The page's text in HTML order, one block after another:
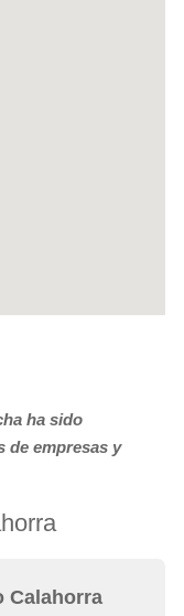
ha sido
de empresas y
Calahorra